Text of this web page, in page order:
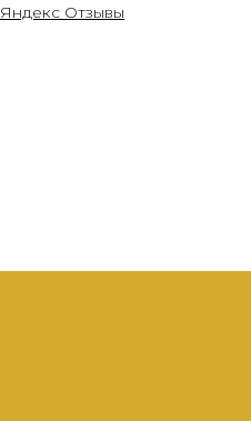
Яндекс Отзывы